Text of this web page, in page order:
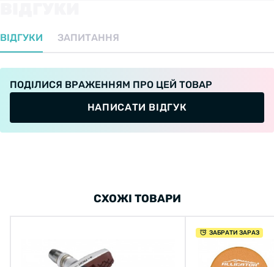
ВІДГУКИ ЗАПИТАННЯ
ПОДІЛИСЯ ВРАЖЕННЯМ ПРО ЦЕЙ ТОВАР
НАПИСАТИ ВІДГУК
СХОЖІ ТОВАРИ
ЗАБРАТИ ЗАРАЗ